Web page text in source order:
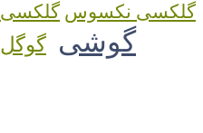
گلکسی نکسوس
گوشی گوگل